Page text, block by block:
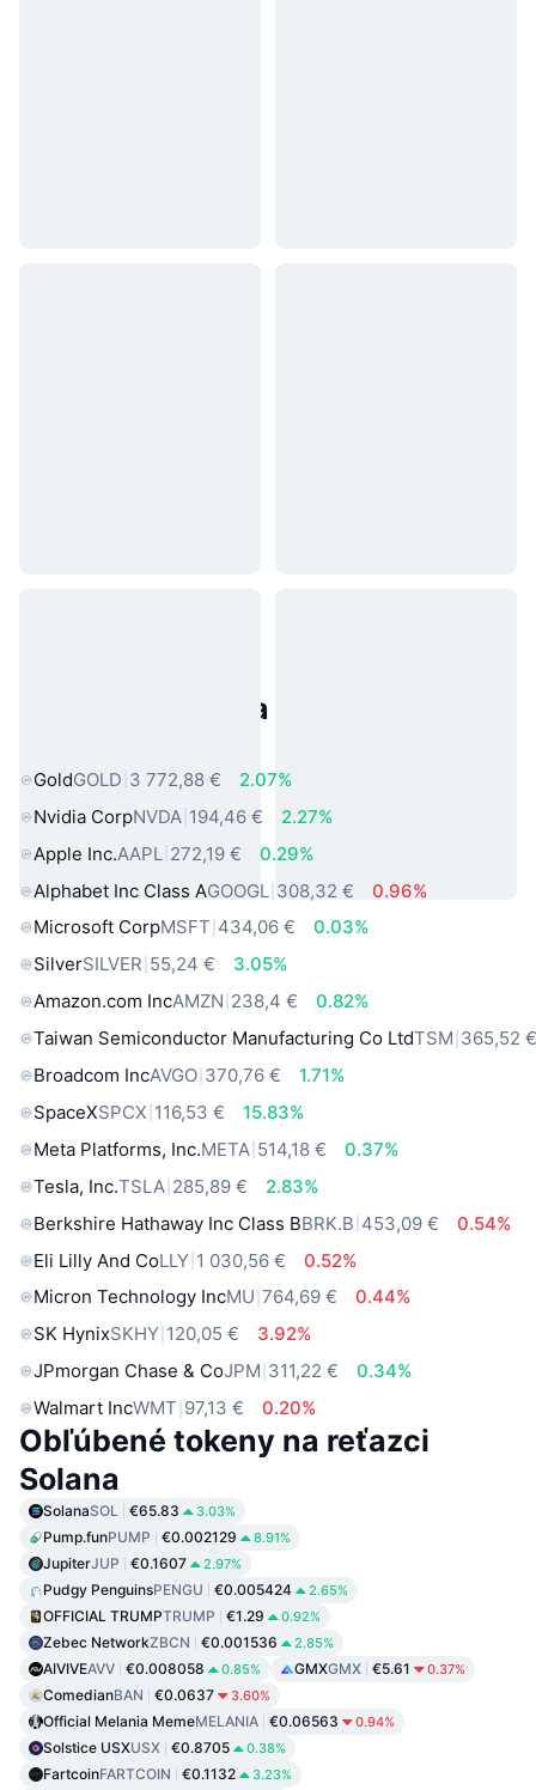
Populárne aktíva z reálneho
GoldGOLD 3 772,88 €
2.07%
Nvidia CorpNVDA 194,46 €
2.27%
Apple Inc.AAPL 272,19 €
0.29%
Alphabet Inc Class AGOOGL 308,32 €
0.96%
Microsoft CorpMSFT 434,06 €
0.03%
SilverSILVER 55,24 €
3.05%
Amazon.com IncAMZN 238,4 €
0.82%
Taiwan Semiconductor Manufacturing Co LtdTSM 365,52
Broadcom IncAVGO 370,76 €
1.71%
SpaceXSPCX 116,53 €
15.83%
Meta Platforms, Inc.META 514,18 €
0.37%
Tesla, Inc.TSLA 285,89 €
2.83%
Berkshire Hathaway Inc Class BBRK.B 453,09 €
0.54%
Eli Lilly And CoLLY 1 030,56 €
0.52%
Micron Technology IncMU 764,69 €
0.44%
SK HynixSKHY 120,05 €
3.92%
JPmorgan Chase & CoJPM 311,22 €
0.34%
Walmart IncWMT 97,13 € 0.20%
Obľúbené tokeny na reťazci
Solana
SolanaSOL €65.83 3.03%
Pump.funPUMP €0.002129 8.91%
JupiterJUP €0.1607 2.97%
Pudgy PenguinsPENGU €0.005424 2.65%
OFFICIAL TRUMPTRUMP €1.29 0.92%
Zebec NetworkZBCN €0.001536 2.85%
AIVIVEAVV €0.008058 0.85% GMXGMX €5.61 0.37%
ComedianBAN €0.0637 3.60%
Official Melania MemeMELANIA €0.06563 0.94%
Solstice USXUSX €0.8705 0.38%
FartcoinFARTCOIN €0.1132 3.23%